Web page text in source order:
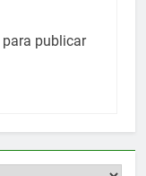
para publicar